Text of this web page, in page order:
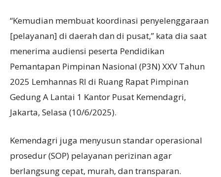
“Kemudian membuat koordinasi penyelenggaraan
[pelayanan] di daerah dan di pusat,” kata dia saat
menerima audiensi peserta Pendidikan
Pemantapan Pimpinan Nasional (P3N) XXV Tahun
2025 Lemhannas RI di Ruang Rapat Pimpinan
Gedung A Lantai 1 Kantor Pusat Kemendagri,
Jakarta, Selasa (10/6/2025).
Kemendagri juga menyusun standar operasional
prosedur (SOP) pelayanan perizinan agar
berlangsung cepat, murah, dan transparan.